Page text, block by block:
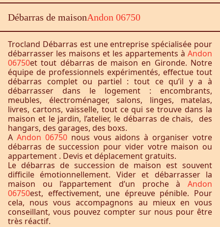
Débarras de maisonAndon 06750
Trocland Débarras est une entreprise spécialisée pour
débarrasser les maisons et les appartements à Andon
06750et tout débarras de maison en Gironde. Notre
équipe de professionnels expérimentés, effectue tout
débarras complet ou partiel : tout ce qu’il y a à
débarrasser dans le logement : encombrants,
meubles, électroménager, salons, linges, matelas,
livres, cartons, vaisselle, tout ce qui se trouve dans la
maison et le jardin, l’atelier, le débarras de chais, des
hangars, des garages, des boxs.
A Andon 06750 nous vous aidons à organiser votre
débarras de succession pour vider votre maison ou
appartement . Devis et déplacement gratuits.
Le débarras de succession de maison est souvent
difficile émotionnellement. Vider et débarrasser la
maison ou l’appartement d’un proche à Andon
06750est, effectivement, une épreuve pénible. Pour
cela, nous vous accompagnons au mieux en vous
conseillant, vous pouvez compter sur nous pour être
très réactif.